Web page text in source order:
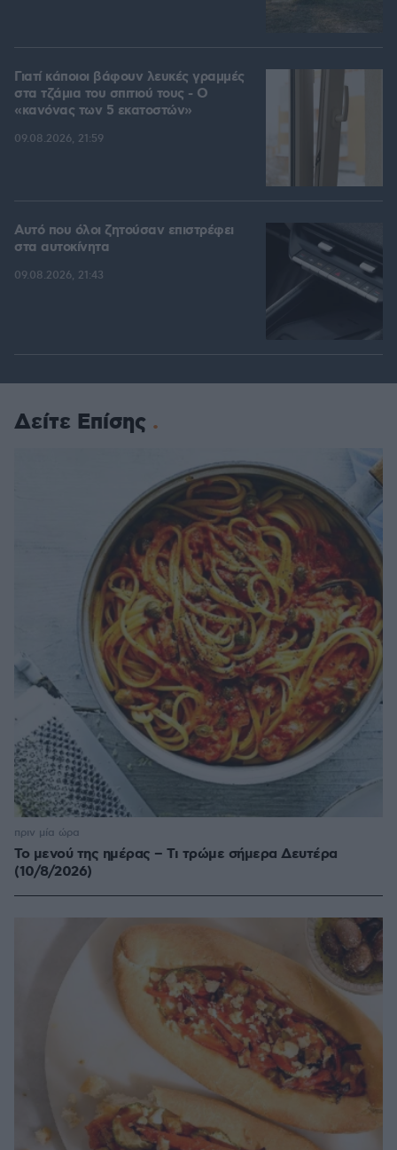
Γιατί κάποιοι βάφουν λευκές γραμμές
στα τζάμια του σπιτιού τους - Ο
«κανόνας των 5 εκατοστών»
09.08.2026, 21:59
Αυτό που όλοι ζητούσαν επιστρέφει
στα αυτοκίνητα
09.08.2026, 21:43
Δείτε Επίσης
Το μενού της ημέρας – Τι τρώμε σήμερα Δευτέρα
(10/8/2026)
πριν μία ώρα